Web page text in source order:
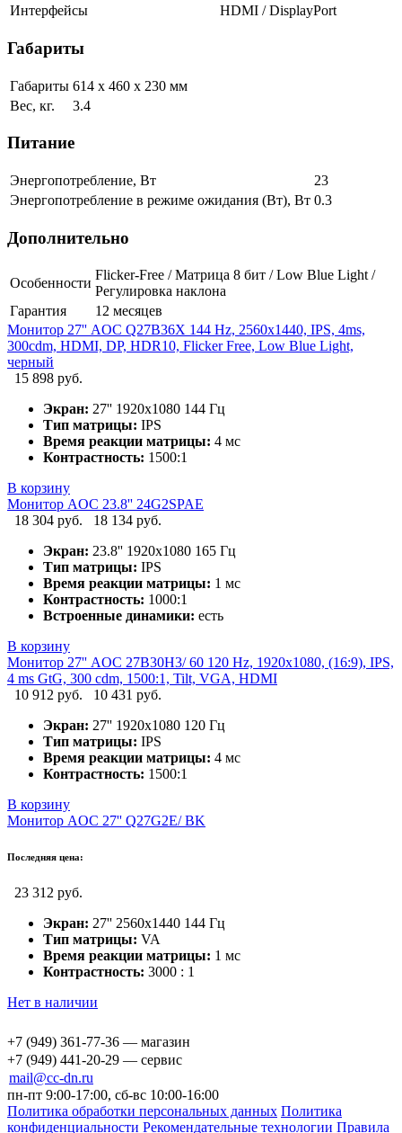
Интерфейсы
HDMI / DisplayPort
Габариты
Габариты 614 х 460 х 230 мм
Вес, кг.
3.4
Питание
Энергопотребление, Вт
23
Энергопотребление в режиме ожидания (Вт), Вт 0.3
Дополнительно
Особенности
Flicker-Free / Матрица 8 бит / Low Blue Light /
Регулировка наклона
Гарантия
12 месяцев
Монитор 27'' AOC Q27B36X 144 Hz, 2560x1440, IPS, 4ms,
300cdm, HDMI, DP, HDR10, Flicker Free, Low Blue Light,
черный
15 898 руб.
Экран: 27'' 1920х1080 144 Гц
Тип матрицы: IPS
Время реакции матрицы: 4 мс
Контрастность: 1500:1
В корзину
Монитор AOC 23.8'' 24G2SPAE
18 304 руб.
18 134 руб.
Экран: 23.8'' 1920х1080 165 Гц
Тип матрицы: IPS
Время реакции матрицы: 1 мс
Контрастность: 1000:1
Встроенные динамики: есть
В корзину
Монитор 27'' AOC 27B30H3/ 60 120 Hz, 1920x1080, (16:9), IPS,
4 ms GtG, 300 cdm, 1500:1, Tilt, VGA, HDMI
10 912 руб.
10 431 руб.
Экран: 27'' 1920х1080 120 Гц
Тип матрицы: IPS
Время реакции матрицы: 4 мс
Контрастность: 1500:1
В корзину
Монитор AOC 27'' Q27G2E/ BK
Последняя цена:
23 312 руб.
Экран: 27'' 2560x1440 144 Гц
Тип матрицы: VA
Время реакции матрицы: 1 мс
Контрастность: 3000 : 1
Нет в наличии
+7 (949) 361-77-36 — магазин
+7 (949) 441-20-29 — сервис
mail@cc-dn.ru
пн-пт 9:00-17:00, сб-вс 10:00-16:00
Политика обработки персональных данных Политика
конфиденциальности Рекомендательные технологии Правила